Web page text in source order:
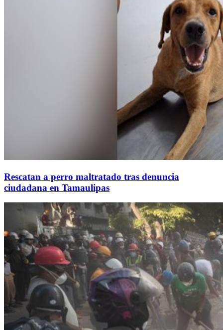
Rescatan a perro maltratado tras denuncia
ciudadana en Tamaulipas